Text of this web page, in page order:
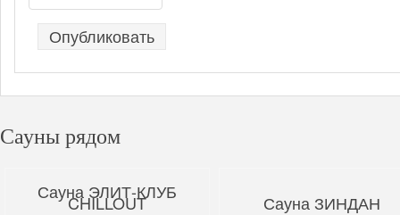
Сауны рядом
Сауна ЭЛИТ-КЛУБ
CHILLOUT Сауна ЗИНДАН